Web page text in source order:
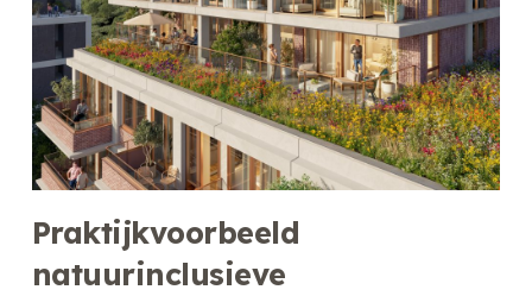
Praktijkvoorbeeld
natuurinclusieve